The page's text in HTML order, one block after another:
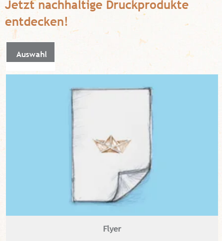
Jetzt nachhaltige Druckprodukte
entdecken!
Auswahl
Flyer